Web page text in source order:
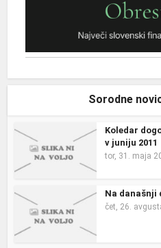
Sorodne
Koledar
v juniju 2011
tor, 31. maja
Na današnji
čet, 26.